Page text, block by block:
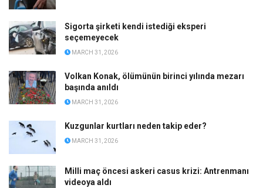
Sigorta şirketi kendi istediği eksperi
seçemeyecek
MARCH 31, 2026
Volkan Konak, ölümünün birinci yılında mezarı
başında anıldı
MARCH 31, 2026
Kuzgunlar kurtları neden takip eder?
MARCH 31, 2026
Milli maç öncesi askeri casus krizi: Antrenmanı
videoya aldı